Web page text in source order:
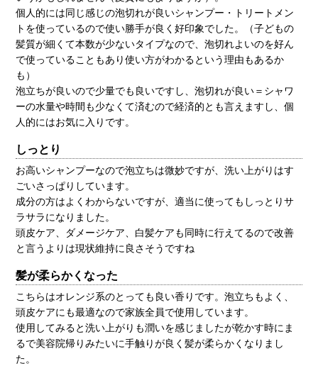
個人的には同じ感じの泡切れが良いシャンプー・トリートメン
トを使っているので使い勝手が良く好印象でした。（子どもの
髪質が細くて本数が少ないタイプなので、泡切れよいのを好ん
で使っていることもあり使い方がわかるという理由もあるか
も）
泡立ちが良いので少量でも良いですし、泡切れが良い＝シャワ
ーの水量や時間も少なくて済むので経済的とも言えますし、個
人的にはお気に入りです。
しっとり
お高いシャンプーなので泡立ちは微妙ですが、洗い上がりはす
ごいさっぱりしています。
成分の方はよくわからないですが、適当に使ってもしっとりサ
ラサラになりました。
頭皮ケア、ダメージケア、白髪ケアも同時に行えてるので改善
と言うよりは現状維持に良さそうですね
髪が柔らかくなった
こちらはオレンジ系のとっても良い香りです。泡立ちもよく、
頭皮ケアにも最適なので家族全員で使用しています。
使用してみると洗い上がりも潤いを感じましたが乾かす時にま
るで美容院帰りみたいに手触りが良く髪が柔らかくなりまし
た。